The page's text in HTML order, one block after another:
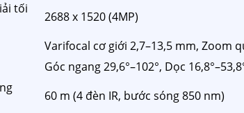
tối
2688 x 1520 (4MP)
Varifocal cơ giới 2,7–13,5 mm, Zoom
Góc ngang 29,6°–102°, Dọc
60 m (4 đèn IR, bước sóng 850 nm)